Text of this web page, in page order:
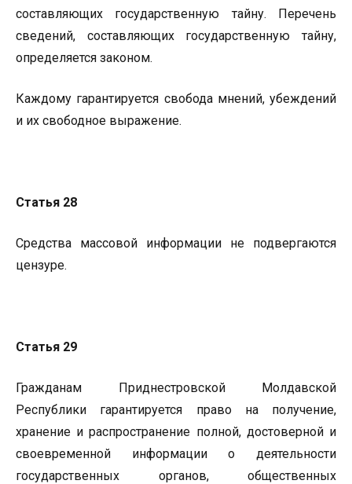
составляющих государственную тайну. Перечень
сведений, составляющих государственную тайну,
определяется законом.
Каждому гарантируется свобода мнений, убеждений
и их свободное выражение.
Статья 28
Средства массовой информации не подвергаются
цензуре.
Статья 29
Гражданам Приднестровской Молдавской
Республики гарантируется право на получение,
хранение и распространение полной, достоверной и
своевременной информации о деятельности
государственных органов, общественных